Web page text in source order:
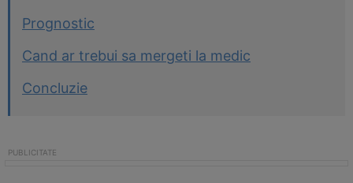
Prognostic
Cand ar trebui sa mergeti la medic
Concluzie